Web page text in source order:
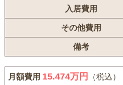
入居費用
その他費用
備考
月額費用 15.474万円 （税込）